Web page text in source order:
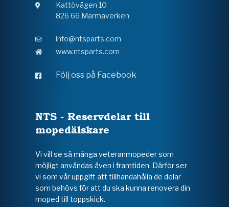
Kattövägen 10
826 66 Marmaverken
info@ntsparts.com
www.ntsparts.com
Följ oss på Facebook
NTS - Reservdelar till
mopedälskare
Vi vill se så många veteranmopeder som
möjligt användas även i framtiden. Därför ser
vi som vår uppgift att tillhandahålla de delar
som behövs för att du ska kunna renovera din
moped till toppskick.